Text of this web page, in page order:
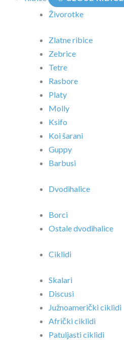
Živorotke
Zlatne ribice
Zebrice
Tetre
Rasbore
Platy
Molly
Ksifo
Koi šarani
Guppy
Barbusi
Dvodihalice
Borci
Ostale dvodihalice
Ciklidi
Skalari
Discusi
Južnoamerički ciklidi
Afrički ciklidi
Patuljasti ciklidi